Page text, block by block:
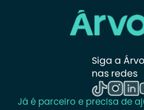
Siga a
nas redes
Já é parceiro e precisa de